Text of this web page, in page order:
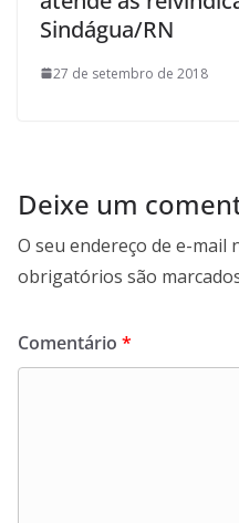
Sindágua/RN
27 de setembro de 2018
Deixe um
O seu endereço de e-mail
obrigatórios são
Comentário *